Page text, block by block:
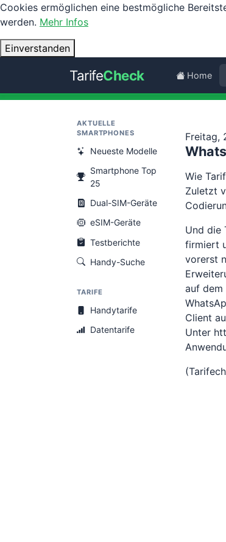
Cookies ermöglichen eine bestmögliche
werden. Mehr Infos
Einverstanden
TarifeCheck Home
AKTUELLE
SMARTPHONES
Neueste Modelle
Smartphone Top
25
Dual-SIM-Geräte
eSIM-Geräte
Testberichte
Handy-Suche
TARIFE
Handytarife
Datentarife
Freitag,
Wie
Zuletzt
Und die
firmiert
vorerst
auf dem
Client
Unter